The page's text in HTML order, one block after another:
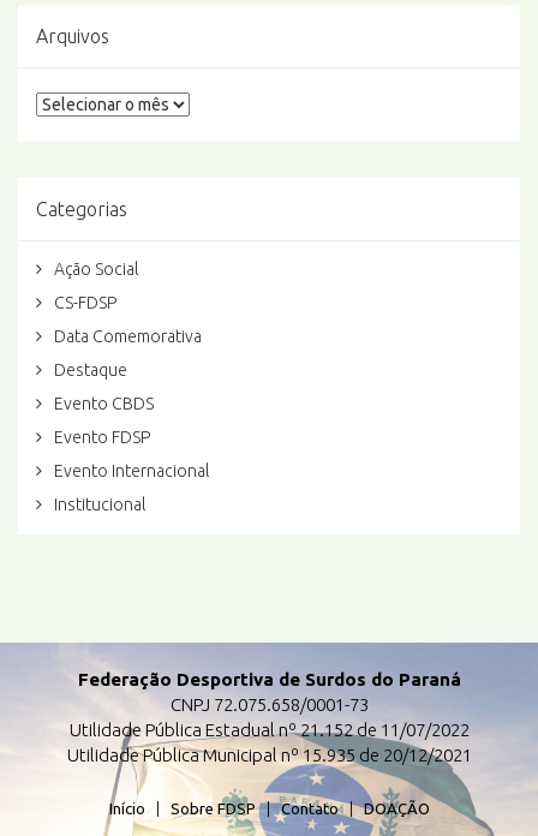
Arquivos
Arquivos
Categorias
Ação Social
CS-FDSP
Data Comemorativa
Destaque
Evento CBDS
Evento FDSP
Evento Internacional
Institucional
Federação Desportiva de Surdos do Paraná
CNPJ 72.075.658/0001-73
Utilidade Pública Estadual nº 21.152 de 11/07/2022
Utilidade Pública Municipal nº 15.935 de 20/12/2021
Início| Sobre FDSP|Contato|DOAÇÃO